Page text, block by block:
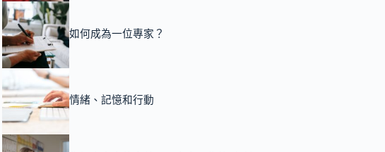
如何成為一位專家？
情緒、記憶和行動